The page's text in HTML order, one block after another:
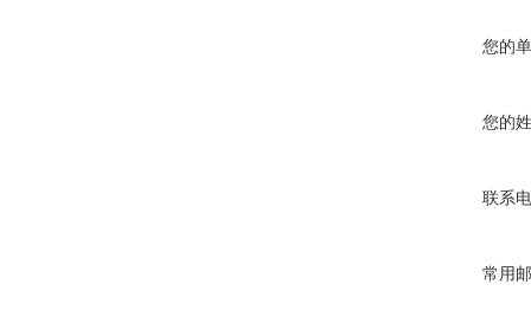
您的
您的
联系
常用